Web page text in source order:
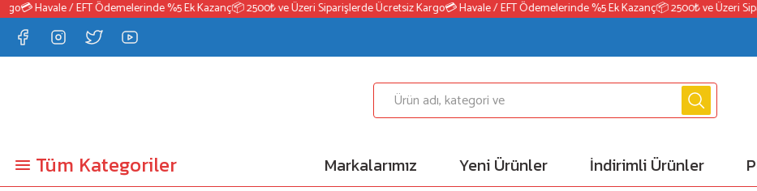
💳 Havale / EFT Ödemelerinde %5 Ek Kazanç📦 2500₺ ve Üzeri Siparişlerde Ücretsiz Kargo💳 Havale / EFT Ödemelerinde %5 Ek Kazanç📦 2500₺ ve Üzeri
Tüm Kategoriler Markalarımız Yeni Ürünler İndirimli Ürünler